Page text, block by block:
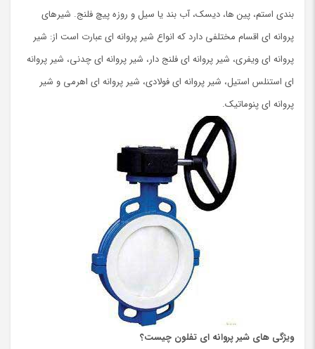
بندی استم، پین ها، دیسک، آب بند یا سیل و روزه پیچ فلنج. شیرهای
پروانه ای اقسام مختلفی دارد که انواع شیر پروانه ای عبارت است از: شیر
پروانه ای ویفری، شیر پروانه ای فلنج دار، شیر پروانه ای چدنی، شیر پروانه
ای استنلس استیل، شیر پروانه ای فولادی، شیر پروانه ای اهرمی و شیر
پروانه ای پنوماتیک.
ویژگی های شیر پروانه ای تفلون چیست؟